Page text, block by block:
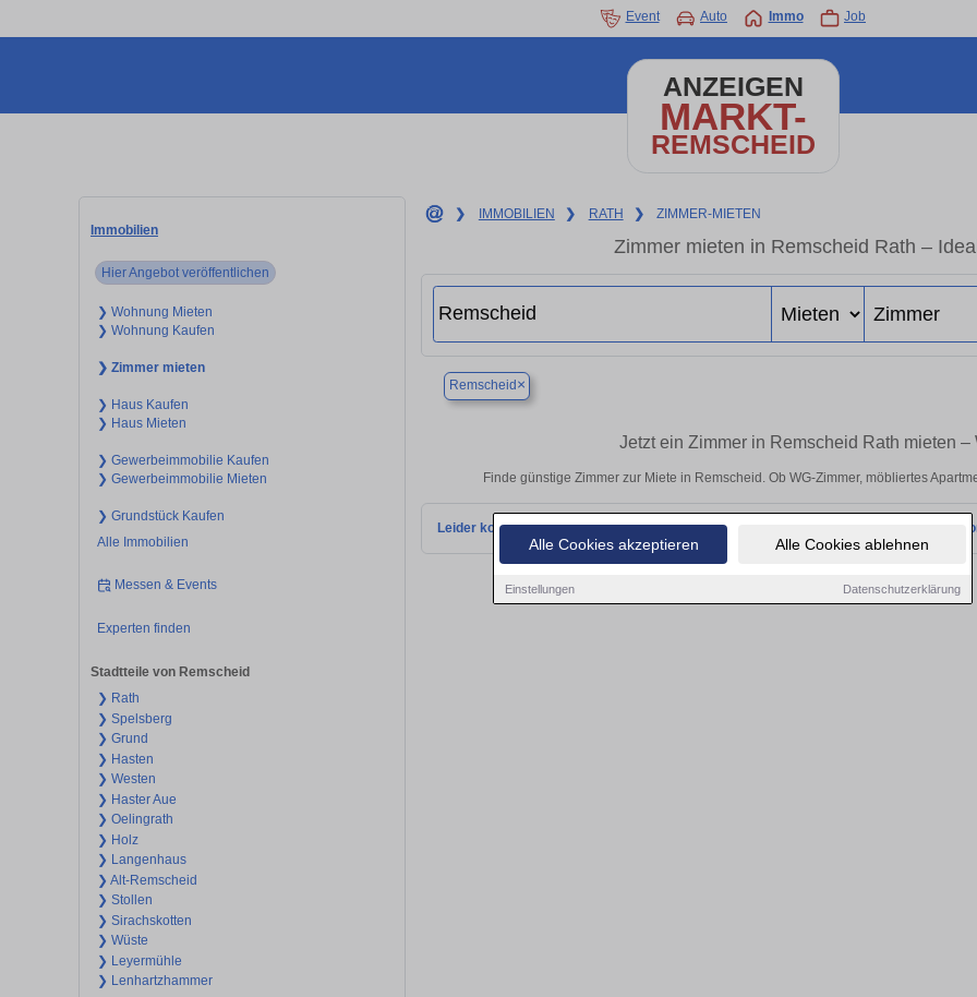
Alle Cookies akzeptieren Alle Cookies ablehnen
Einstellungen Datenschutzerklärung
Event Auto Immo Job
ANZEIGEN
MARKT-
REMSCHEID
Immobilien
Hier Angebot veröffentlichen
❯ Wohnung Mieten
❯ Wohnung Kaufen
❯ Zimmer mieten
❯ Haus Kaufen
❯ Haus Mieten
❯ Gewerbeimmobilie Kaufen
❯ Gewerbeimmobilie Mieten
❯ Grundstück Kaufen
Alle Immobilien
Messen & Events
Experten finden
Stadtteile von Remscheid
❯ Rath
❯ Spelsberg
❯ Grund
❯ Hasten
❯ Westen
❯ Haster Aue
❯ Oelingrath
❯ Holz
❯ Langenhaus
❯ Alt-Remscheid
❯ Stollen
❯ Sirachskotten
❯ Wüste
❯ Leyermühle
❯ Lenhartzhammer
❯ IMMOBILIEN ❯ RATH ❯ ZIMMER-MIETEN
Zimmer mieten in Remscheid Rath –
Remscheid ×
Jetzt ein Zimmer in Remscheid Rath mieten –
Finde günstige Zimmer zur Miete in Remscheid. Ob WG-Zimmer, möbliertes
Leider konnten wir derzeit keine passenden Objekte finden. Schauen Sie bald wieder